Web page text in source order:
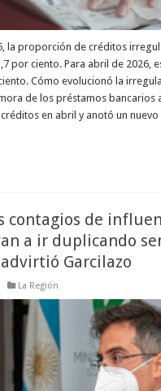
la proporción de créditos
por ciento. Para abril de 2026,
Cómo evolucionó la
de los préstamos bancarios
en abril y anotó un
contagios de
a ir duplicando
advirtió Garcilazo
La Región